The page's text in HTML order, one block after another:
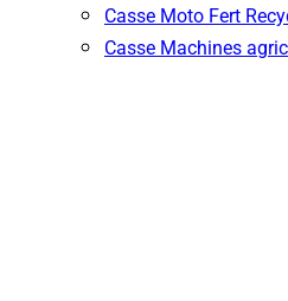
Casse Moto Fert
Casse Machines